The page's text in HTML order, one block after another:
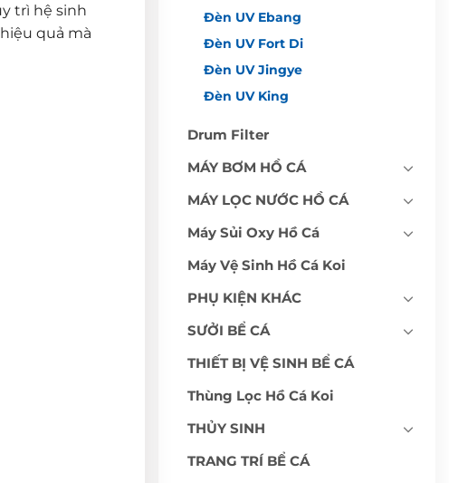
trì hệ sinh
hiệu quả mà
Đèn UV Ebang
Đèn UV Fort Di
Đèn UV Jingye
Đèn UV King
Drum Filter
MÁY BƠM HỒ CÁ
MÁY LỌC NƯỚC HỒ CÁ
Máy Sủi Oxy Hồ Cá
Máy Vệ Sinh Hồ Cá Koi
PHỤ KIỆN KHÁC
SƯỞI BỂ CÁ
THIẾT BỊ VỆ SINH BỂ CÁ
Thùng Lọc Hồ Cá Koi
THỦY SINH
TRANG TRÍ BỂ CÁ